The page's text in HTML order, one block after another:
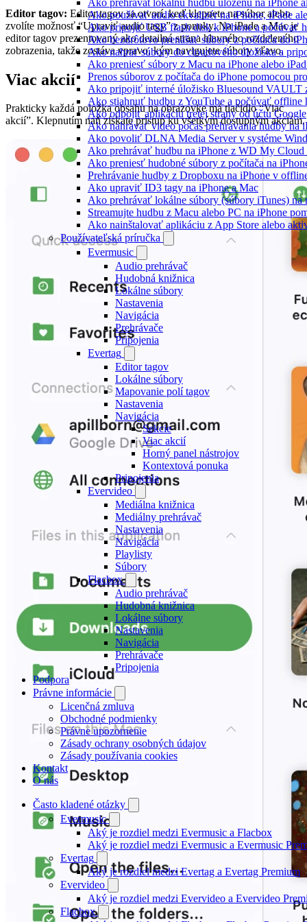
Ako prehravat lokalnu hudbu ulozenu na iPhone
Ako používať audio ekvalizér na iPhone, iPade
Ako pripojiť USB flash disk k iPhone a počúvať
Ako bezdrôtovo prenášať súbory z počítača do
Ako nahrať súbory do cloudového úložiska a
Ako preniesť súbory z Macu na iPhone alebo
Prenos súborov z počítača do iPhone pomocou
Ako pripojiť interné úložisko Bluesound VAULT
Ako stiahnuť hudbu z YouTube a počúvať offline
Ako odpojiť aplikáciu tretej strany od účtu Google
Ako nahrávať video počas prehrávania hudby na
Ako povoliť DLNA Media Server v systéme
Ako prehrávať hudbu na iPhone z WD My Cloud
Ako preniesť hudobné súbory z počítača na
Prehrávanie hudby z Dropboxu na iPhone v
Ako upraviť ID3 tagy na iPhone a Mac
Ako prehrávať lokálne súbory (súbory iTunes) na
Streamujte hudbu z Macu alebo PC na iPhone
Ako nainštalovať aplikáciu z App Store alebo
Používateľská príručka
Evermusic
Audio prehrávač
Hudobná knižnica
Lokálne súbory
Nastavenia
Navigácia
Prehrávače
Pripojenia
Evertag
Editor tagov
Lokálne súbory
Mapovanie polí tagov
Nastavenia
Navigácia
Sekcie
Viac akcií
Horný panel nástrojov
Kontextová ponuka
Pripojenia
Evervideo
Mediálna knižnica
Mediálny prehrávač
Nastavenia
Navigácia
Playlisty
Súbory
Flacbox
Audio prehrávač
Hudobná knižnica
Lokálne súbory
Nastavenia
Navigácia
Prehrávače
Pripojenia
Podpora
Právne informácie
Licenčná zmluva
Obchodné podmienky
Právne upozornenie
Zásady ochrany osobných údajov
Zásady používania cookies
Kontakt
O nás
Často kladené otázky
Evermusic
Aký je rozdiel medzi Evermusic a Flacbox
Aký je rozdiel medzi Evermusic a Evermusic
Evertag
Aký je rozdiel medzi Evertag a Evertag Premium
Evervideo
Aký je rozdiel medzi Evervideo a Evervideo
Flacbox
Editor tagov: Editor tagov sa otvorí, keď klepnete na súbor alebo
zvolíte možnosť “Upraviť audio tagy” z ponuky. Na iPade a Mac je
editor tagov prezentovaný ako detailná strana hlavného rozdeleného
zobrazenia, takže zostáva vpravo, kým navigujete súbory vľavo.
Viac akcií
Prakticky každá položka obsahu na obrazovke má tlačidlo “Viac
akcií”. Klepnutím naň získate prístup ku všetkým dostupným akciám.